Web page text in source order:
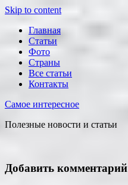
Skip to content
Главная
Статьи
Фото
Страны
Все статьи
Контакты
Самое интересное
Полезные новости и статьи
Добавить комментарий